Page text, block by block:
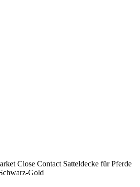
Close Contact Satteldecke für Pferde
Gold